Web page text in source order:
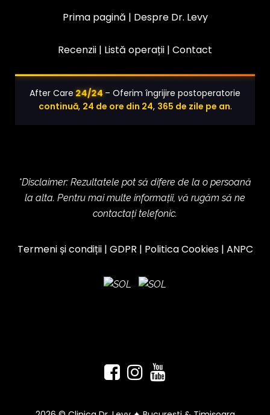
Prima pagină | Despre Dr. Levy
Recenzii | Listă operații | Contact
After Care 24/24– Oferim îngrijire postoperatorie
continuă, 24 de ore din 24, 365 de zile pe an.
*Disclaimer: Rezultatele pot să difere de la o persoană
la alta. Pentru mai multe informații, vă rugăm să ne
contactați telefonic.
Termeni și condiții| GDPR | Politica Cookies| ANPC